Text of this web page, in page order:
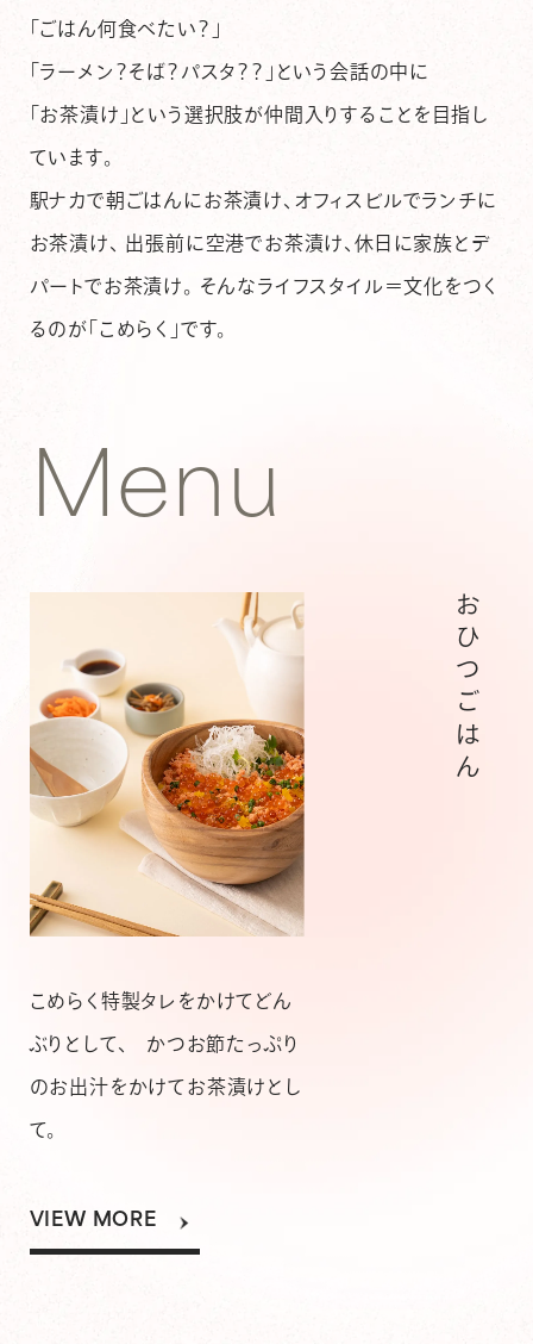
「ごはん何食べたい？」
「ラーメン？そば？パスタ？？」という会話の中に
「お茶漬け」という選択肢が仲間入りすることを目指し
ています。
駅ナカで朝ごはんにお茶漬け、オフィスビルでランチに
お茶漬け、 出張前に空港でお茶漬け、休日に家族とデ
パートでお茶漬け。 そんなライフスタイル＝文化をつく
るのが「こめらく」です。
Menu
おひつごはん
こめらく特製タレをかけてどん
ぶりとして、 かつお節たっぷり
のお出汁をかけてお茶漬けとし
て。
VIEW MORE